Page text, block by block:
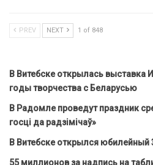
PREV NEXT 1 of 848
В Витебске открылась выставка
годы творчества с Беларусью
В Радомле проведут праздник
госці да радзімічаў»
В Витебске открылся юбилейный
55 миллионов за надпись на